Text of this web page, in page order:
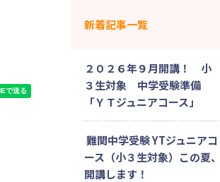
新着記事一覧
２０２６年９月開講！ 小
３生対象 中学受験準備
「ＹＴジュニアコース」
難関中学受験 YTジュニアコ
ース（小３生対象）この夏、
開講します！